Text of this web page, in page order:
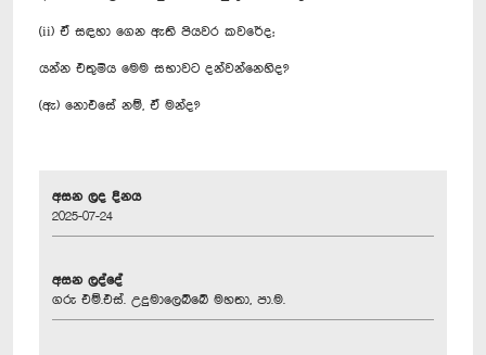
(ii) ඒ සඳහා ගෙන ඇති පියවර කවරේද;
යන්න එතුමිය මෙම සභාවට දන්වන්නෙහිද?
(ඇ) නොඑසේ නම්, ඒ මන්ද?
අසන ලද දිනය
2025-07-24
අසන ලද්දේ
ගරු එම්.එස්. උදුමාලෙබ්බේ මහතා, පා.ම.